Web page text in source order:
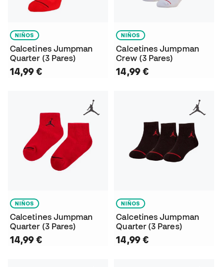
NIÑOS
Calcetines Jumpman
Quarter (3 Pares)
14,99 €
NIÑOS
Calcetines Jumpman
Crew (3 Pares)
14,99 €
NIÑOS
Calcetines Jumpman
Quarter (3 Pares)
14,99 €
NIÑOS
Calcetines Jumpman
Quarter (3 Pares)
14,99 €